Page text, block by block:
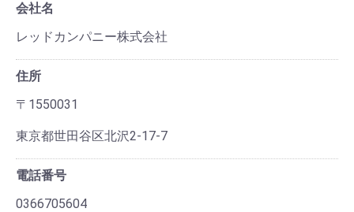
会社名
レッドカンパニー株式会社
住所
〒1550031
東京都世田谷区北沢2-17-7
電話番号
0366705604